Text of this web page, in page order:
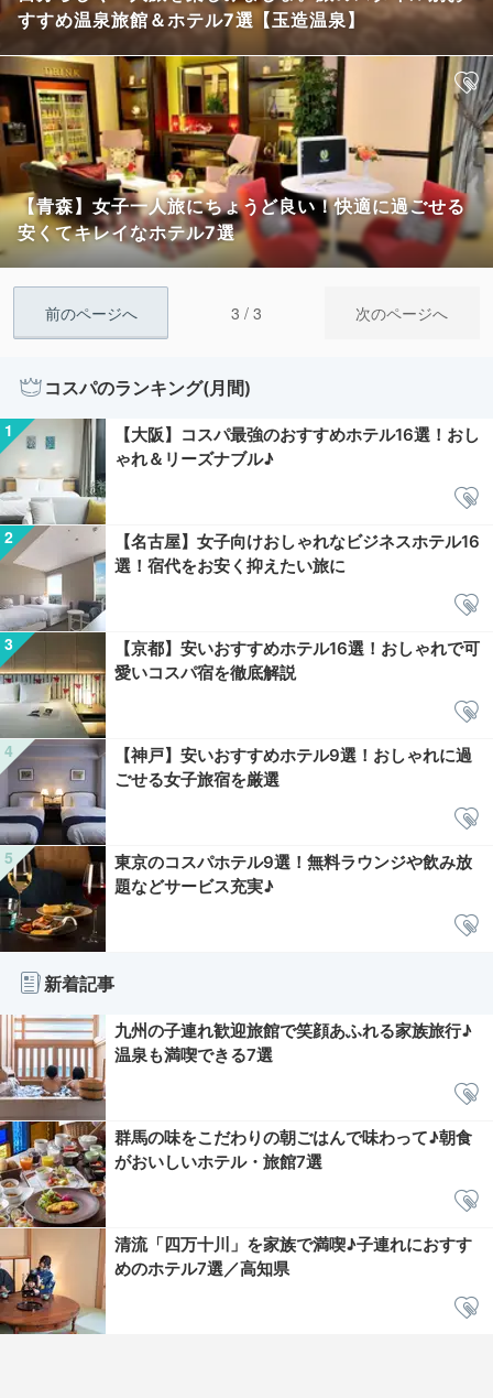
すすめ温泉旅館＆ホテル7選【玉造温泉】
【青森】女子一人旅にちょうど良い！快適に過ごせる
安くてキレイなホテル7選
前のページへ 3 / 3 次のページへ
コスパのランキング(月間)
【大阪】コスパ最強のおすすめホテル16選！おし
ゃれ＆リーズナブル♪
【名古屋】女子向けおしゃれなビジネスホテル16
選！宿代をお安く抑えたい旅に
【京都】安いおすすめホテル16選！おしゃれで可
愛いコスパ宿を徹底解説
【神戸】安いおすすめホテル9選！おしゃれに過
ごせる女子旅宿を厳選
東京のコスパホテル9選！無料ラウンジや飲み放
題などサービス充実♪
新着記事
九州の子連れ歓迎旅館で笑顔あふれる家族旅行♪
温泉も満喫できる7選
群馬の味をこだわりの朝ごはんで味わって♪朝食
がおいしいホテル・旅館7選
清流「四万十川」を家族で満喫♪子連れにおすす
めのホテル7選／高知県